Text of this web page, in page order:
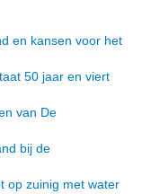
en kansen voor het
50 jaar en viert
van De
bij de
op zuinig met water